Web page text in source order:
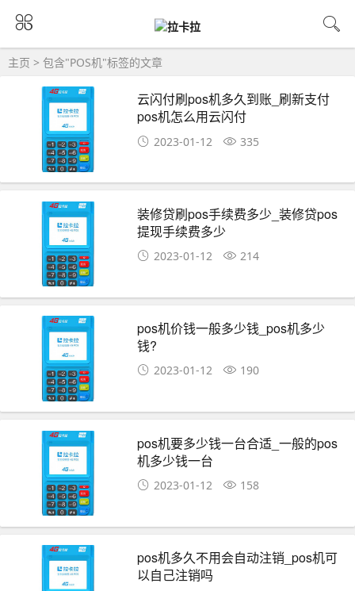
主页 > 包含"POS机"标签的文章
云闪付刷pos机多久到账_刷新支付
pos机怎么用云闪付
2023-01-12 335
装修贷刷pos手续费多少_装修贷pos
提现手续费多少
2023-01-12 214
pos机价钱一般多少钱_pos机多少
钱?
2023-01-12 190
pos机要多少钱一台合适_一般的pos
机多少钱一台
2023-01-12 158
pos机多久不用会自动注销_pos机可
以自己注销吗